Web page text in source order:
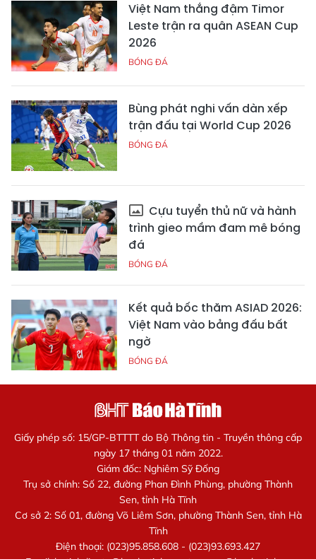
Việt Nam thắng đậm Timor
Leste trận ra quân ASEAN Cup
2026
BÓNG ĐÁ
Bùng phát nghi vấn dàn xếp
trận đấu tại World Cup 2026
BÓNG ĐÁ
Cựu tuyển thủ nữ và hành
trình gieo mầm đam mê bóng
đá
BÓNG ĐÁ
Kết quả bốc thăm ASIAD 2026:
Việt Nam vào bảng đấu bất
ngờ
BÓNG ĐÁ
Giấy phép số: 15/GP-BTTTT do Bộ Thông tin - Truyền thông cấp
ngày 17 tháng 01 năm 2022.
Giám đốc: Nghiêm Sỹ Đống
Trụ sở chính: Số 22, đường Phan Đình Phùng, phường Thành
Sen, tỉnh Hà Tĩnh
Cơ sở 2: Số 01, đường Võ Liêm Sơn, phường Thành Sen, tỉnh Hà
Tĩnh
Điện thoại: (023)95.858.608 - (023)93.693.427